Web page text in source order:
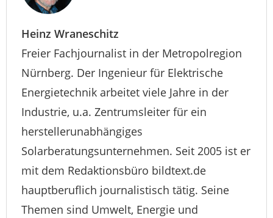
Heinz Wraneschitz
Freier Fachjournalist in der Metropolregion
Nürnberg. Der Ingenieur für Elektrische
Energietechnik arbeitet viele Jahre in der
Industrie, u.a. Zentrumsleiter für ein
herstellerunabhängiges
Solarberatungsunternehmen. Seit 2005 ist er
mit dem Redaktionsbüro bildtext.de
hauptberuflich journalistisch tätig. Seine
Themen sind Umwelt, Energie und